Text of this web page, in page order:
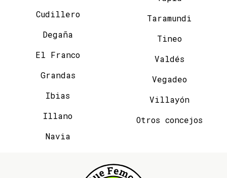
Cudillero
Degaña
El Franco
Grandas
Ibias
Illano
Navia
Taramundi
Tineo
Valdés
Vegadeo
Villayón
Otros concejos